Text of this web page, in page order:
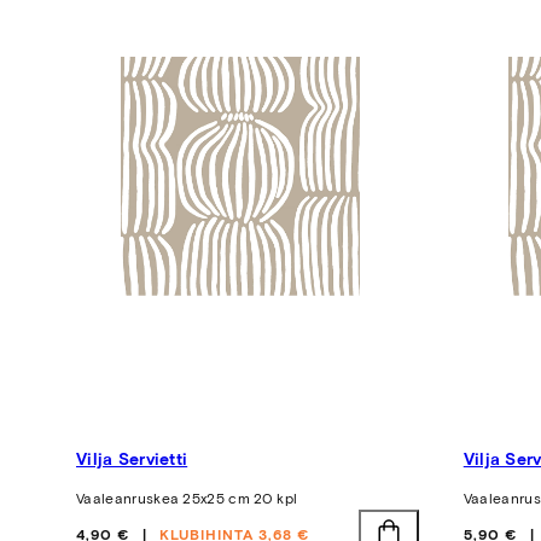
Vilja Servietti
Vaaleanruskea 25x25 cm 20 kpl
Hinta
4,90 € KLUBIHINTA 3,68 €
Vilja
Hinta
5,90 €